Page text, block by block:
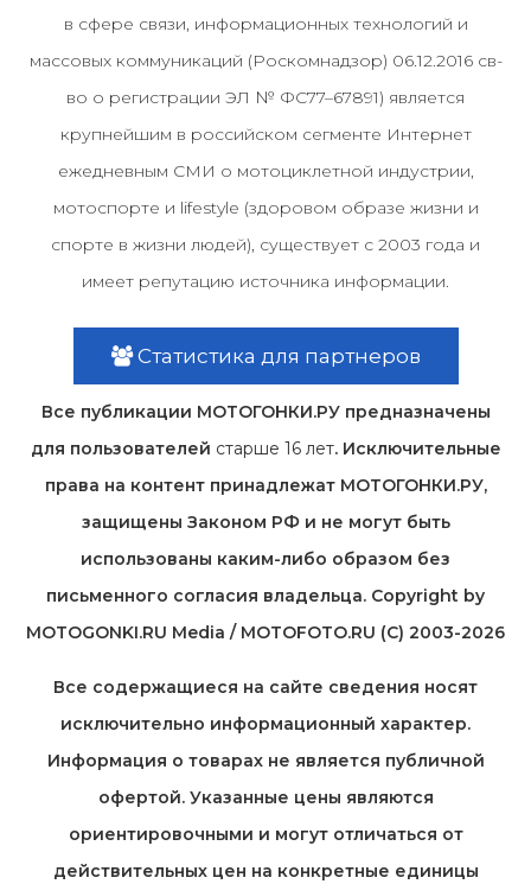
в сфере связи, информационных технологий и
массовых коммуникаций (Роскомнадзор) 06.12.2016 св-
во о регистрации ЭЛ № ФС77–67891) является
крупнейшим в российском сегменте Интернет
ежедневным СМИ о мотоциклетной индустрии,
мотоспорте и lifestyle (здоровом образе жизни и
спорте в жизни людей), существует с 2003 года и
имеет репутацию источника информации.
Статистика для партнеров
Все публикации МОТОГОНКИ.РУ предназначены
для пользователей старше 16 лет. Исключительные
права на контент принадлежат МОТОГОНКИ.РУ,
защищены Законом РФ и не могут быть
использованы каким-либо образом без
письменного согласия владельца. Copyright by
MOTOGONKI.RU Media / MOTOFOTO.RU (C) 2003-2026
Все содержащиеся на cайте сведения носят
исключительно информационный характер.
Информация о товарах не является публичной
офертой. Указанные цены являются
ориентировочными и могут отличаться от
действительных цен на конкретные единицы